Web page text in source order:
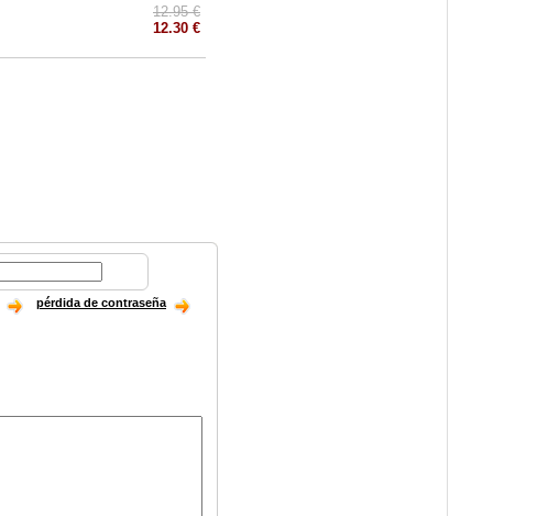
12.95 €
12.30 €
pérdida de contraseña